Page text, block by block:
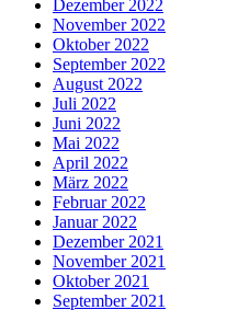
Dezember 2022
November 2022
Oktober 2022
September 2022
August 2022
Juli 2022
Juni 2022
Mai 2022
April 2022
März 2022
Februar 2022
Januar 2022
Dezember 2021
November 2021
Oktober 2021
September 2021